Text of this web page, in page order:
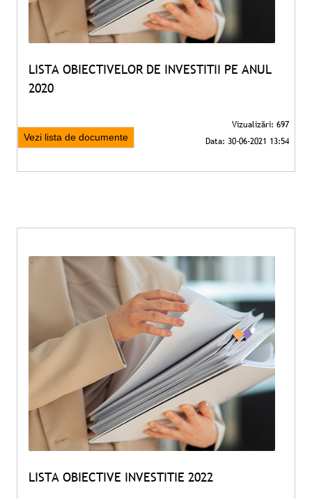
LISTA OBIECTIVELOR DE INVESTITII PE ANUL
2020
Vezi lista de documente
LISTA OBIECTIVE INVESTITIE 2022